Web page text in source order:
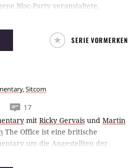
Bloc-Party veranstaltete,
ihm benannte Show. In Dave
Show spielt er in sämtlichen
mit, die sich immer in ironischer
Bevölkerung in den USA
Dave Chappelle’s Show
SERIE VORMERKEN
,Sitcom
17
mit Ricky Gervais und Martin
The Office ist eine britische
um die Angestellten der